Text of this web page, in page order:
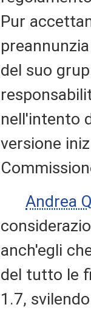
Pur
del suo
nell'intento
versione
Andrea
anch'egli
del tutto le
1.7,